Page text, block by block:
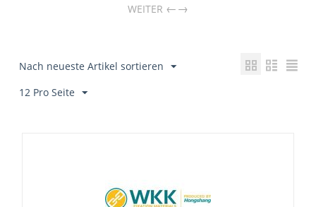
WEITER →
Nach neueste Artikel sortieren
12 Pro Seite